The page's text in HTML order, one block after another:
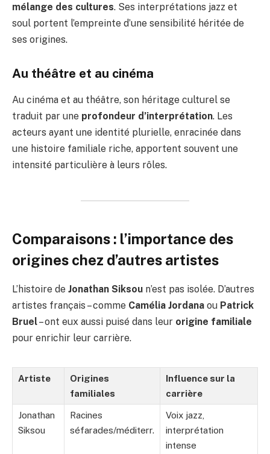
mélange des cultures. Ses interprétations jazz et
soul portent l’empreinte d’une sensibilité héritée de
ses origines.
Au théâtre et au cinéma
Au cinéma et au théâtre, son héritage culturel se
traduit par une profondeur d’interprétation. Les
acteurs ayant une identité plurielle, enracinée dans
une histoire familiale riche, apportent souvent une
intensité particulière à leurs rôles.
Comparaisons : l’importance des
origines chez d’autres artistes
L’histoire de Jonathan Siksou n’est pas isolée. D’autres
artistes français – comme Camélia Jordana ou Patrick
Bruel– ont eux aussi puisé dans leur origine familiale
pour enrichir leur carrière.
Artiste
Origines
familiales
Influence sur la
carrière
Jonathan
Siksou
Racines
séfarades/méditerr.
Voix jazz,
interprétation
intense